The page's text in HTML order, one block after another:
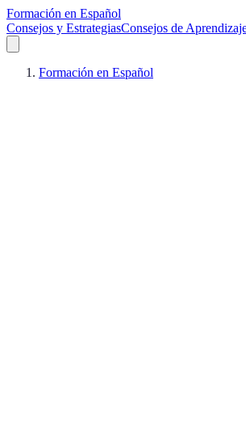
Formación en Español
Consejos y EstrategiasConsejos de
Formación en Español